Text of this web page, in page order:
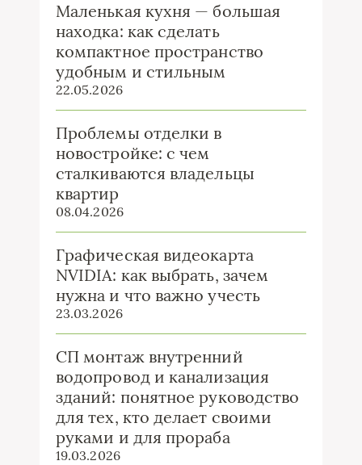
Маленькая кухня — большая
находка: как сделать
компактное пространство
удобным и стильным
22.05.2026
Проблемы отделки в
новостройке: с чем
сталкиваются владельцы
квартир
08.04.2026
Графическая видеокарта
NVIDIA: как выбрать, зачем
нужна и что важно учесть
23.03.2026
СП монтаж внутренний
водопровод и канализация
зданий: понятное руководство
для тех, кто делает своими
руками и для прораба
19.03.2026